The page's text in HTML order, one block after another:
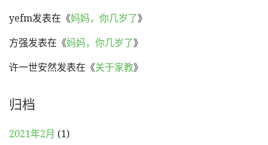
yefm发表在《妈妈，你几岁了》
方强发表在《妈妈，你几岁了》
许一世安然发表在《关于家教》
归档
2021年2月 (1)